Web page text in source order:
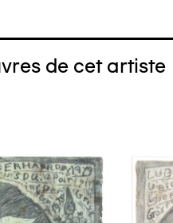
de cet artiste